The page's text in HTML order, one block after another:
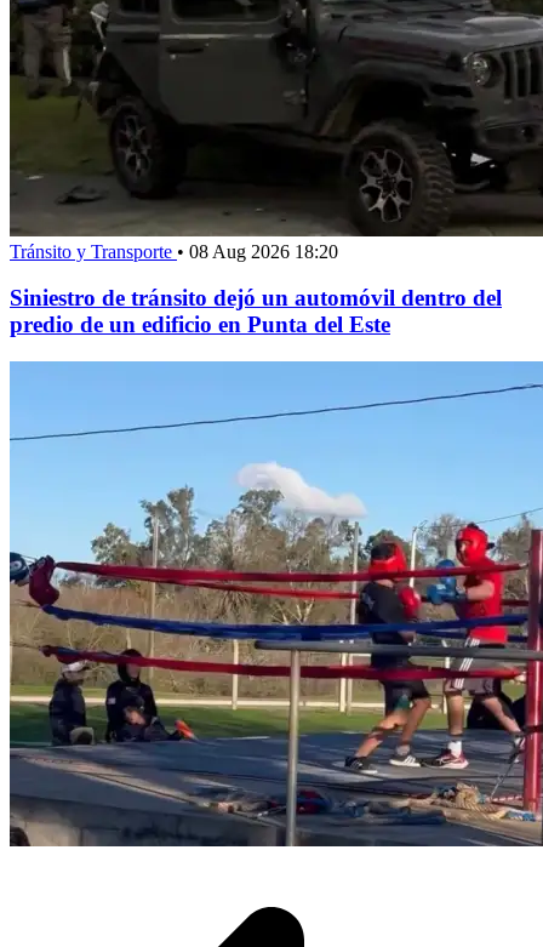
Tránsito y Transporte • 08 Aug 2026 18:20
Siniestro de tránsito dejó un automóvil dentro del
predio de un edificio en Punta del Este